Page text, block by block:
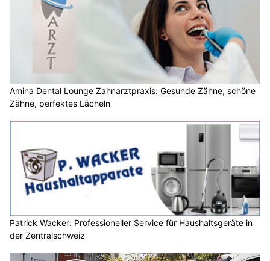
Amina Dental Lounge Zahnarztpraxis: Gesunde Zähne, schöne
Zähne, perfektes Lächeln
Patrick Wacker: Professioneller Service für Haushaltsgeräte in
der Zentralschweiz